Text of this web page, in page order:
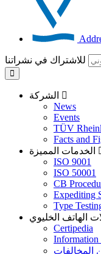
للاشتراك في نشراتنا
News
Events
TÜV
Facts and
ISO 9001
ISO 50001
CB
Expediting
Type
Certipedia
Information
المخالفات